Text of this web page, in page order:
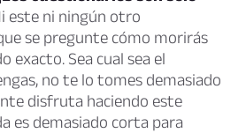
este ni ningún otro
se pregunte cómo morirás
exacto. Sea cual sea el
no te lo tomes demasiado
disfruta haciendo este
es demasiado corta para